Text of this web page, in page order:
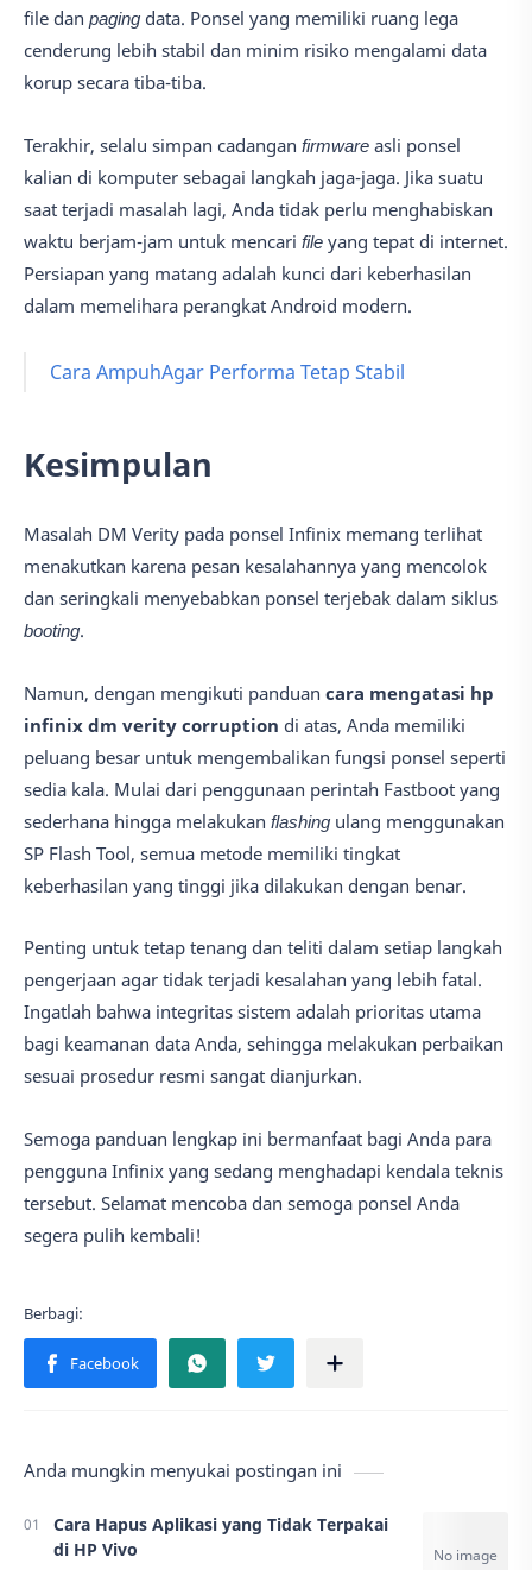
file dan paging data. Ponsel yang memiliki ruang lega
cenderung lebih stabil dan minim risiko mengalami data
korup secara tiba-tiba.
Terakhir, selalu simpan cadangan firmware asli ponsel
kalian di komputer sebagai langkah jaga-jaga. Jika suatu
saat terjadi masalah lagi, Anda tidak perlu menghabiskan
waktu berjam-jam untuk mencari file yang tepat di internet.
Persiapan yang matang adalah kunci dari keberhasilan
dalam memelihara perangkat Android modern.
Cara AmpuhAgar Performa Tetap Stabil
Kesimpulan
Masalah DM Verity pada ponsel Infinix memang terlihat
menakutkan karena pesan kesalahannya yang mencolok
dan seringkali menyebabkan ponsel terjebak dalam siklus
booting.
Namun, dengan mengikuti panduan cara mengatasi hp
infinix dm verity corruption di atas, Anda memiliki
peluang besar untuk mengembalikan fungsi ponsel seperti
sedia kala. Mulai dari penggunaan perintah Fastboot yang
sederhana hingga melakukan flashing ulang menggunakan
SP Flash Tool, semua metode memiliki tingkat
keberhasilan yang tinggi jika dilakukan dengan benar.
Penting untuk tetap tenang dan teliti dalam setiap langkah
pengerjaan agar tidak terjadi kesalahan yang lebih fatal.
Ingatlah bahwa integritas sistem adalah prioritas utama
bagi keamanan data Anda, sehingga melakukan perbaikan
sesuai prosedur resmi sangat dianjurkan.
Semoga panduan lengkap ini bermanfaat bagi Anda para
pengguna Infinix yang sedang menghadapi kendala teknis
tersebut. Selamat mencoba dan semoga ponsel Anda
segera pulih kembali!
Anda mungkin menyukai postingan ini
Cara Hapus Aplikasi yang Tidak Terpakai
di HP Vivo